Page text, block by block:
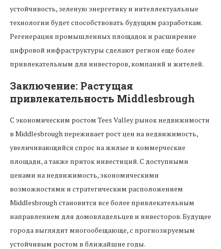
устойчивость, зеленую энергетику и интеллектуальные
технологии будет способствовать будущим разработкам.
Регенерация промышленных площадок и расширение
цифровой инфраструктуры сделают регион еще более
привлекательным для инвесторов, компаний и жителей.
Заключение: Растущая
привлекательность Middlesbrough
С экономическим ростом Tees Valley рынок недвижимости
в Middlesbrough переживает рост цен на недвижимость,
увеличивающийся спрос на жилые и коммерческие
площади, а также приток инвестиций. С доступными
ценами на недвижимость, экономическими
возможностями и стратегическим расположением
Middlesbrough становится все более привлекательным
направлением для домовладельцев и инвесторов. Будущее
города выглядит многообещающе, с прогнозируемым
устойчивым ростом в ближайшие годы.